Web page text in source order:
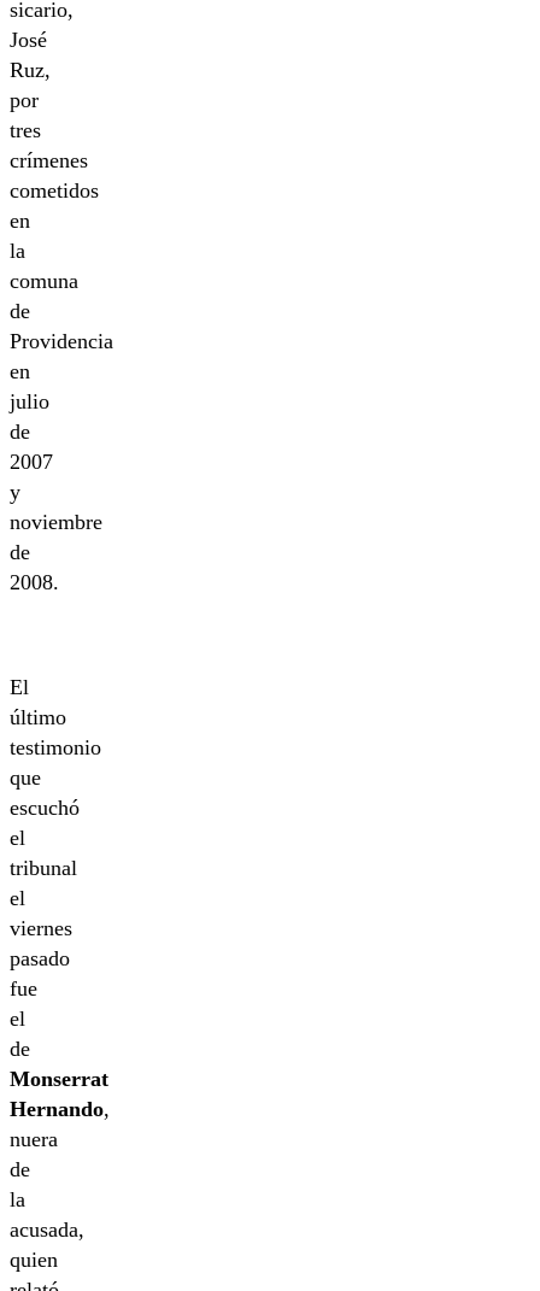
sicario,
José
Ruz,
por
tres
crímenes
cometidos
en
la
comuna
de
Providencia
en
julio
de
2007
y
noviembre
de
2008.
El
último
testimonio
que
escuchó
el
tribunal
el
viernes
pasado
fue
el
de
Monserrat
Hernando,
nuera
de
la
acusada,
quien